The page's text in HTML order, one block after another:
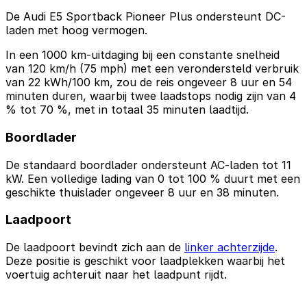
De Audi E5 Sportback Pioneer Plus ondersteunt DC-
laden met hoog vermogen.
In een 1000 km-uitdaging bij een constante snelheid
van 120 km/h (75 mph) met een verondersteld verbruik
van 22 kWh/100 km, zou de reis ongeveer 8 uur en 54
minuten duren, waarbij twee laadstops nodig zijn van 4
% tot 70 %, met in totaal 35 minuten laadtijd.
Boordlader
De standaard boordlader ondersteunt AC-laden tot 11
kW. Een volledige lading van 0 tot 100 % duurt met een
geschikte thuislader ongeveer 8 uur en 38 minuten.
Laadpoort
De laadpoort bevindt zich aan de linker achterzijde.
Deze positie is geschikt voor laadplekken waarbij het
voertuig achteruit naar het laadpunt rijdt.